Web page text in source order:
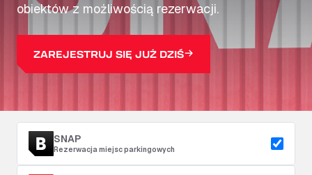
obiektów z możliwością rezerwacji.
ZAREJESTRUJ SIĘ JUŻ DZIŚ
SNAP
Rezerwacja miejsc parkingowych